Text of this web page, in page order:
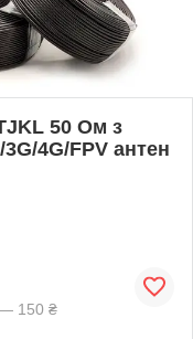
50 Ом з
4G/FPV антен
— 150 ₴